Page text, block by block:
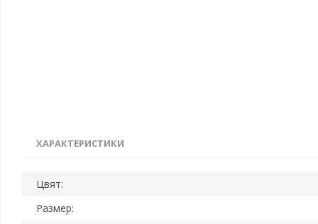
ХАРАКТЕРИСТИКИ
Цвят:
Размер: